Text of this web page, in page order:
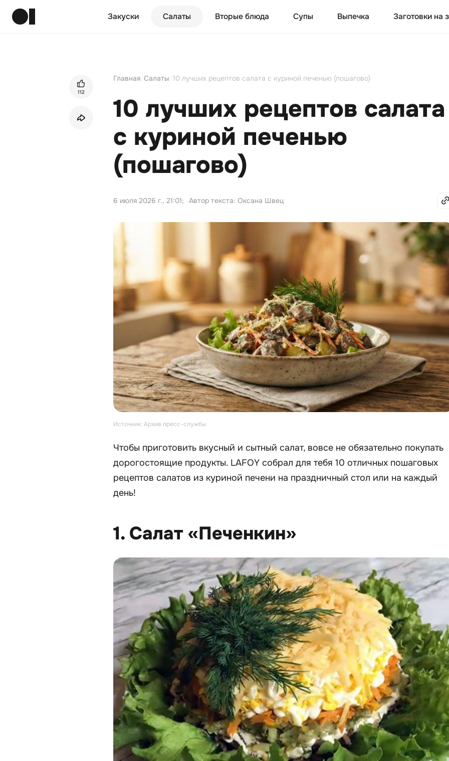
Закуски Салаты Вторые блюда Супы Выпечка Заготовки на
112
Главная Салаты 10 лучших рецептов салата с куриной печенью (пошагово)
10 лучших рецептов салата
с куриной печенью
(пошагово)
6 июля 2026 г., 21:01; Автор текста: Оксана Швец
Источник: Архив пресс-службы
Чтобы приготовить вкусный и сытный салат, вовсе не обязательно покупать
дорогостоящие продукты. LAFOY собрал для тебя 10 отличных пошаговых
рецептов салатов из куриной печени на праздничный стол или на каждый
день!
1. Салат «Печенкин»